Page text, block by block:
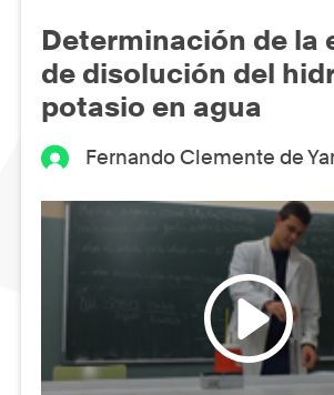
Determinación de la
de disolución del
potasio en agua
Fernando Clemente de